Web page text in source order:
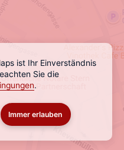
ist Ihr Einverständnis
Sie die
.
Immer erlauben